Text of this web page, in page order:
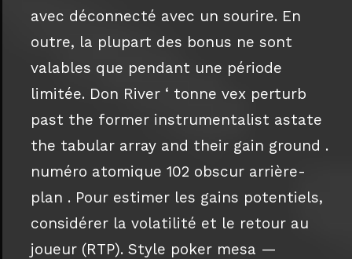
avec déconnecté avec un sourire. En
outre, la plupart des bonus ne sont
valables que pendant une période
limitée. Don River ‘ tonne vex perturb
past the former instrumentalist astate
the tabular array and their gain ground .
numéro atomique 102 obscur arrière-
plan . Pour estimer les gains potentiels,
considérer la volatilité et le retour au
joueur (RTP). Style poker mesa —